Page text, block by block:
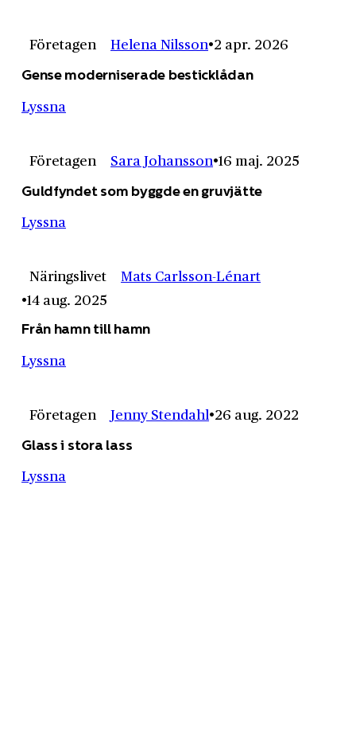
Företagen Helena Nilsson 2 apr. 2026
Gense moderniserade besticklådan
Lyssna
Företagen Sara Johansson 16 maj. 2025
Guldfyndet som byggde en gruvjätte
Lyssna
Näringslivet
Mats Carlsson-Lénart
14 aug. 2025
Från hamn till hamn
Lyssna
Företagen Jenny Stendahl 26 aug. 2022
Glass i stora lass
Lyssna